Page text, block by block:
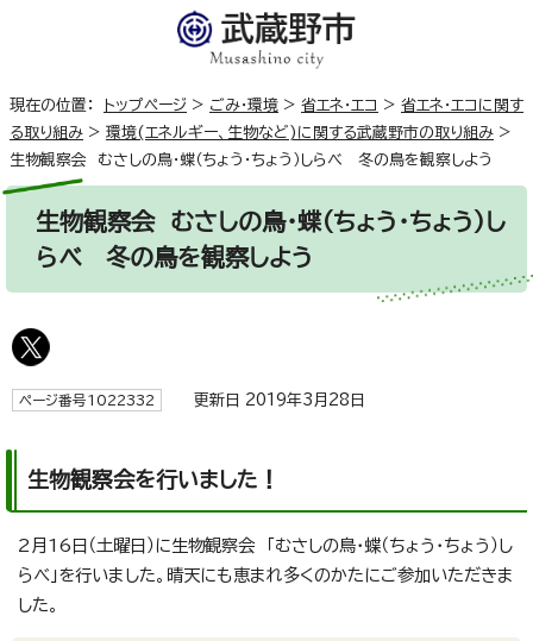
現在の位置： トップページ > ごみ・環境 > 省エネ・エコ > 省エネ・エコに関す
る取り組み > 環境(エネルギー、生物など)に関する武蔵野市の取り組み >
生物観察会 むさしの鳥・蝶（ちょう・ちょう）しらべ 冬の鳥を観察しよう
生物観察会 むさしの鳥・蝶（ちょう・ちょう）し
らべ 冬の鳥を観察しよう
ページ番号1022332 更新日 2019年3月28日
生物観察会を行いました！
2月16日（土曜日）に生物観察会 「むさしの鳥・蝶（ちょう・ちょう）し
らべ」を行いました。晴天にも恵まれ多くのかたにご参加いただきま
した。